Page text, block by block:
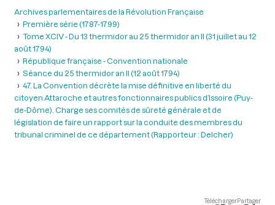
Archives parlementaires de la Révolution Française
Première série (1787-1799)
Tome XCIV - Du 13 thermidor au 25 thermidor an II (31 juillet au 12
août 1794)
République française - Convention nationale
Séance du 25 thermidor an II (12 août 1794)
47. La Convention décrète la mise définitive en liberté du
citoyen Attaroche et autres fonctionnaires publics d’Issoire (Puy-
de-Dôme). Charge ses comités de sûreté générale et de
législation de faire un rapport sur la conduite des membres du
tribunal criminel de ce département (Rapporteur : Delcher)
TéléchargerPartager